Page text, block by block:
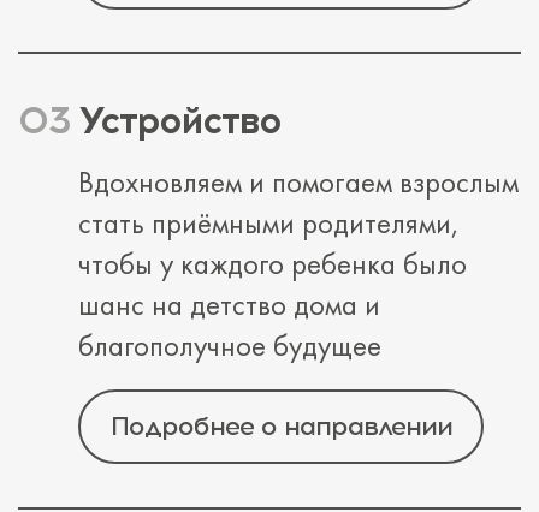
Устройство
Вдохновляем и помогаем взрослым
стать приёмными родителями,
чтобы у каждого ребенка было
шанс на детство дома и
благополучное будущее
Подробнее о направлении